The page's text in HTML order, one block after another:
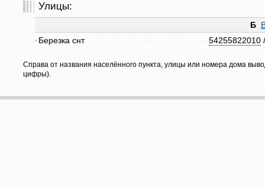
Улицы:
Б
54255822010
Березка снт
Справа от названия населённого пункта, улицы или номера дома
цифры).